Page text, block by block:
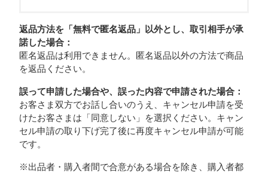
返品方法を「無料で匿名返品」以外とし、取引相手が承
諾した場合：
匿名返品は利用できません。匿名返品以外の方法で商品
を返品ください。
誤って申請した場合や、誤った内容で申請された場合：
お客さま双方でお話し合いのうえ、キャンセル申請を受
けたお客さまは「同意しない」を選択ください。キャン
セル申請の取り下げ完了後に再度キャンセル申請が可能
です。
※出品者・購入者間で合意がある場合を除き、購入者都